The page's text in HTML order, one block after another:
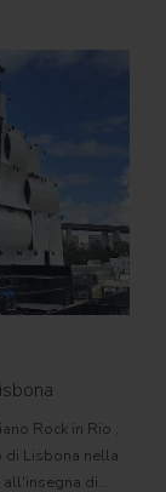
Rock in Rio ,
di Lisbona nella
all'insegna di